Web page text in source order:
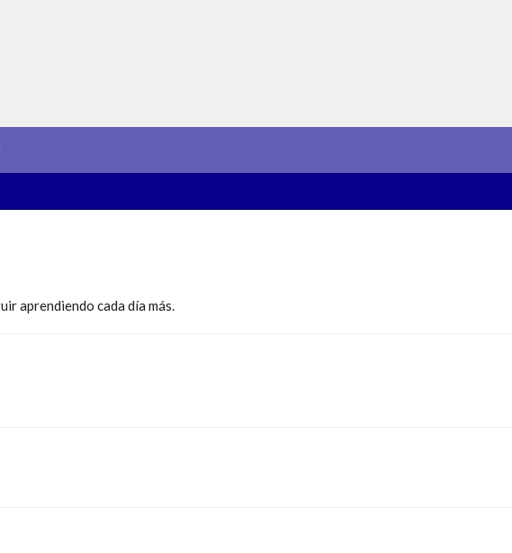
aprendiendo cada día más.